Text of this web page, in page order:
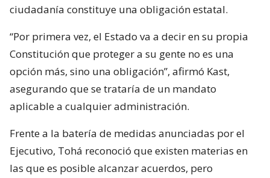
ciudadanía constituye una obligación estatal.
“Por primera vez, el Estado va a decir en su propia
Constitución que proteger a su gente no es una
opción más, sino una obligación”, afirmó Kast,
asegurando que se trataría de un mandato
aplicable a cualquier administración.
Frente a la batería de medidas anunciadas por el
Ejecutivo, Tohá reconoció que existen materias en
las que es posible alcanzar acuerdos, pero